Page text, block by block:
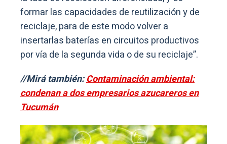
formar las capacidades de reutilización y de
reciclaje, para de este modo volver a
insertarlas baterías en circuitos productivos
por vía de la segunda vida o de su reciclaje”.
//Mirá también:Contaminación ambiental:
condenan a dos empresarios azucareros en
Tucumán